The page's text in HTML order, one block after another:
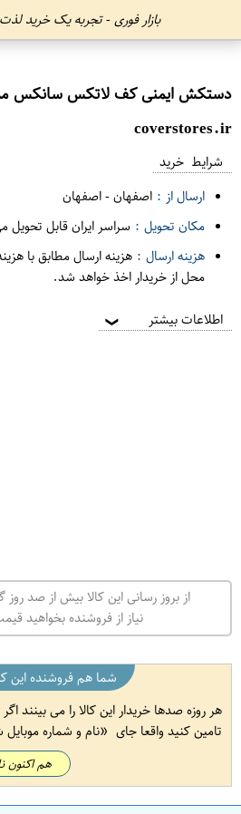
بازار فوری - تجربه یک خرید
دستکش ایمنی کف لاتکس سانکس
coverstores.ir
شرایط خرید
ارسال از : اصفهان-اصفهان
مکان تحویل : سراسر ایران قابل تحویل
هزینه ارسال : هزینه ارسال مطابق با
محل از خریدار اخذ خواهد شد.
اطلاعات بیشتر ❯
از بروز رسانی این کالا بیش از صد
نیاز از فروشنده بخواهید
شما هم فروشنده این
هر روزه صدها خریدار این کالا را می بینند
تامین کنید واقعا جای
نام و شماره موبایل
هم اکنون